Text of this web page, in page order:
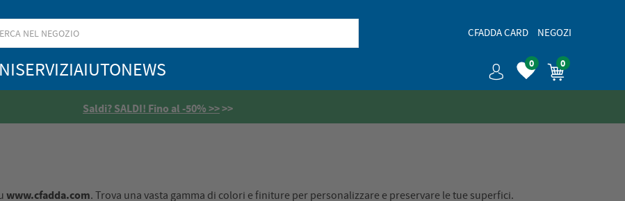
CFADDA CARD NEGOZI
0 0
SERVIZIAIUTONEWS
4,5/5
www.cfadda.com. Trova una vasta gamma di colori e finiture per personalizzare e preservare le tue superfici.